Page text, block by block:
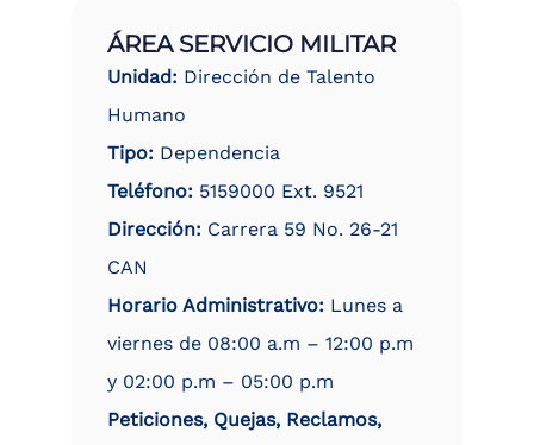
ÁREA SERVICIO MILITAR
Unidad: Dirección de Talento
Humano
Tipo: Dependencia
Teléfono: 5159000 Ext. 9521
Dirección: Carrera 59 No. 26-21
CAN
Horario Administrativo: Lunes a
viernes de 08:00 a.m – 12:00 p.m
y 02:00 p.m – 05:00 p.m
Peticiones, Quejas, Reclamos,